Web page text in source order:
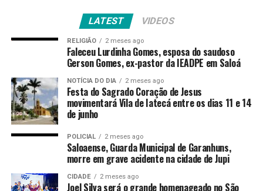
LATEST VIDEOS
RELIGIÃO 2 meses ago
Faleceu Lurdinha Gomes, esposa do saudoso
Gerson Gomes, ex-pastor da IEADPE em Saloá
NOTÍCIA DO DIA 2 meses ago
Festa do Sagrado Coração de Jesus
movimentará Vila de Iatecá entre os dias 11 e 14
de junho
POLICIAL 2 meses ago
Saloaense, Guarda Municipal de Garanhuns,
morre em grave acidente na cidade de Jupi
CIDADE 2 meses ago
Joel Silva será o grande homenageado no São